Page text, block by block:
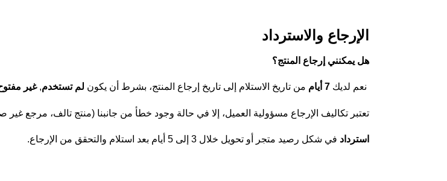
الإرجاع والاسترداد
هل يمكنني إرجاع المنتج؟
نعم لديك 7 أيام من تاريخ الاستلام إلى تاريخ إرجاع المنتج، بشرط أن يكون لم تستخدم,غير
تعتبر تكاليف الإرجاع مسؤولية العميل، إلا في حالة وجود خطأ من جانبنا (منتج تالف، مرجع غير
استرداد في شكل رصيد متجر أو تحويل خلال 3 إلى 5 أيام بعد استلام والتحقق من الإرجاع.